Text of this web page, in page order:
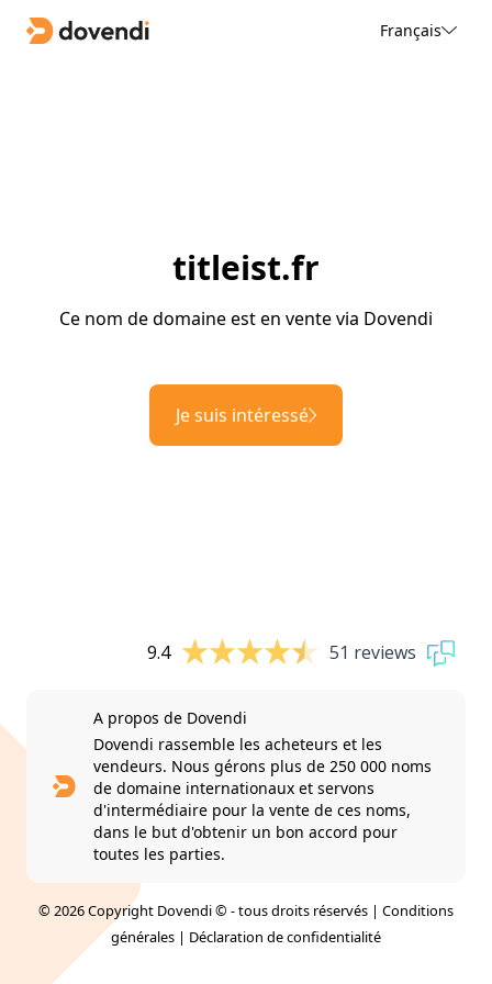
Français
titleist.fr
Ce nom de domaine est en vente via Dovendi
Je suis intéressé
9.4 51 reviews
A propos de Dovendi
Dovendi rassemble les acheteurs et les
vendeurs. Nous gérons plus de 250 000 noms
de domaine internationaux et servons
d'intermédiaire pour la vente de ces noms,
dans le but d'obtenir un bon accord pour
toutes les parties.
© 2026 Copyright Dovendi © - tous droits réservés | Conditions
générales | Déclaration de confidentialité